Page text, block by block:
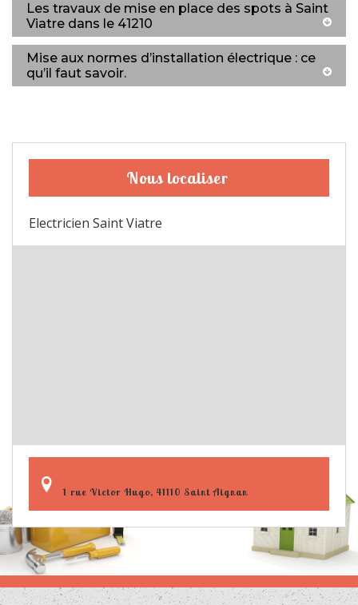
Les travaux de mise en place des spots à Saint
Viatre dans le 41210
Mise aux normes d’installation électrique : ce
qu’il faut savoir.
Nous localiser
Electricien Saint Viatre
1 rue Victor Hugo, 41110 Saint Aignan